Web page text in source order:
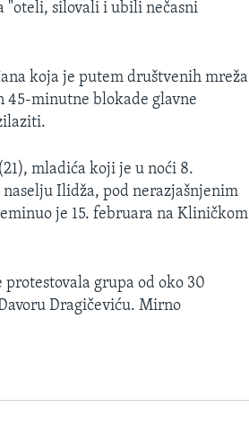
"oteli, silovali i ubili nečasni
koja je putem društvenih mreža
45-minutne blokade glavne
mladića koji je u noći 8.
Ilidža, pod nerazjašnjenim
je 15. februara na Kliničkom
grupa od oko 30
Dragičeviću. Mirno